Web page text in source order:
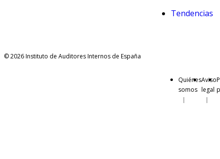
Tendencias
© 2026 Instituto de Auditores Internos de España
Quiénes
somos
Aviso
legal